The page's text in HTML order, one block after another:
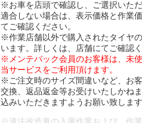
※お車を店頭で確認し、ご選択いた
適合しない場合は、表示価格と作業
てご確認ください。
※作業店舗以外で購入されたタイヤ
います。詳しくは、店舗にてご確認く
※メンテパック会員のお客様は、未
当サービスをご利用頂けます。
※ご注文時のサイズ間違いなど、お
交換、返品返金等お受けいたしかね
込みいただきますようお願い致します
※違法改造車の入庫作業および、作